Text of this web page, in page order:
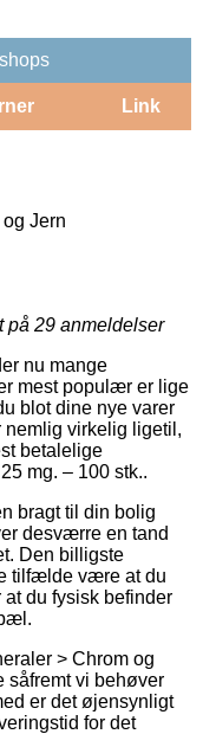
Link
Jern
på 29 anmeldelser
nu mange
mest populær er lige
blot dine nye varer
virkelig ligetil,
betalelige
mg. – 100 stk..
bragt til din bolig
desværre en tand
Den billigste
tilfælde være at du
du fysisk befinder
> Chrom og
såfremt vi behøver
er det øjensynligt
for det